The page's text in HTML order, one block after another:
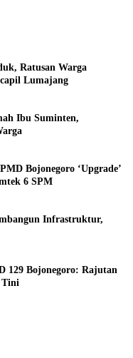
Ratusan Warga
Lumajang
Ibu Suminten,
Bojonegoro ‘Upgrade’
6 SPM
Infrastruktur,
129 Bojonegoro: Rajutan
Tini